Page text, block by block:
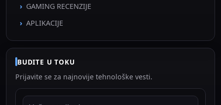
GAMING RECENZIJE
APLIKACIJE
BUDITE U TOKU
Prijavite se za najnovije tehnološke vesti.
EMAIL ADRESA